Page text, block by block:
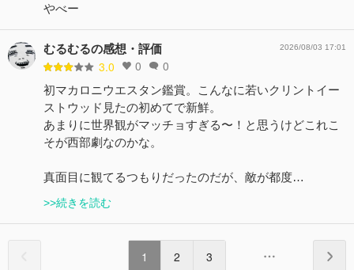
やべー
むるむるの感想・評価
3.0 0 0
2026/08/03 17:01
初マカロニウエスタン鑑賞。こんなに若いクリントイー
ストウッド見たの初めてで新鮮。
あまりに世界観がマッチョすぎる〜！と思うけどこれこ
そが西部劇なのかな。
真面目に観てるつもりだったのだが、敵が都度…
>>続きを読む
1 2 3